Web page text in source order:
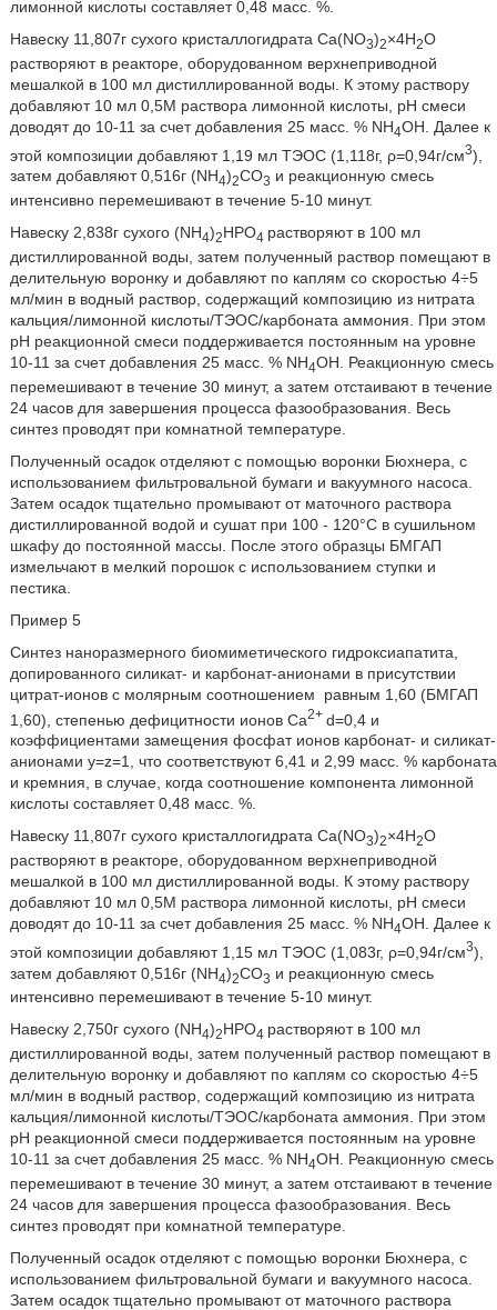
лимонной кислоты составляет 0,48 масс. %.
Навеску 11,807г сухого кристаллогидрата Са(NO3)2×4H2O
растворяют в реакторе, оборудованном верхнеприводной
мешалкой в 100 мл дистиллированной воды. К этому раствору
добавляют 10 мл 0,5М раствора лимонной кислоты, рН смеси
доводят до 10-11 за счет добавления 25 масс. % NH4OH. Далее к
этой композиции добавляют 1,19 мл ТЭОС (1,118г, ρ=0,94г/см3),
затем добавляют 0,516г (NH4)2CO3 и реакционную смесь
интенсивно перемешивают в течение 5-10 минут.
Навеску 2,838г сухого (NH4)2HPO4 растворяют в 100 мл
дистиллированной воды, затем полученный раствор помещают в
делительную воронку и добавляют по каплям со скоростью 4÷5
мл/мин в водный раствор, содержащий композицию из нитрата
кальция/лимонной кислоты/ТЭОС/карбоната аммония. При этом
рН реакционной смеси поддерживается постоянным на уровне
10-11 за счет добавления 25 масс. % NH4OH. Реакционную смесь
перемешивают в течение 30 минут, а затем отстаивают в течение
24 часов для завершения процесса фазообразования. Весь
синтез проводят при комнатной температуре.
Полученный осадок отделяют с помощью воронки Бюхнера, с
использованием фильтровальной бумаги и вакуумного насоса.
Затем осадок тщательно промывают от маточного раствора
дистиллированной водой и сушат при 100 - 120°С в сушильном
шкафу до постоянной массы. После этого образцы БМГАП
измельчают в мелкий порошок с использованием ступки и
пестика.
Пример 5
Синтез наноразмерного биомиметического гидроксиапатита,
допированного силикат- и карбонат-анионами в присутствии
цитрат-ионов с молярным соотношением
равным 1,60 (БМГАП
1,60), степенью дефицитности ионов Ca2+ d=0,4 и
коэффициентами замещения фосфат ионов карбонат- и силикат-
анионами y=z=1, что соответствуют 6,41 и 2,99 масс. % карбоната
и кремния, в случае, когда соотношение компонента лимонной
кислоты составляет 0,48 масс. %.
Навеску 11,807г сухого кристаллогидрата Са(NO3)2×4H2O
растворяют в реакторе, оборудованном верхнеприводной
мешалкой в 100 мл дистиллированной воды. К этому раствору
добавляют 10 мл 0,5М раствора лимонной кислоты, рН смеси
доводят до 10-11 за счет добавления 25 масс. % NH4OH. Далее к
этой композиции добавляют 1,15 мл ТЭОС (1,083г, ρ=0,94г/см3),
затем добавляют 0,516г (NH4)2CO3 и реакционную смесь
интенсивно перемешивают в течение 5-10 минут.
Навеску 2,750г сухого (NH4)2HPO4 растворяют в 100 мл
дистиллированной воды, затем полученный раствор помещают в
делительную воронку и добавляют по каплям со скоростью 4÷5
мл/мин в водный раствор, содержащий композицию из нитрата
кальция/лимонной кислоты/ТЭОС/карбоната аммония. При этом
рН реакционной смеси поддерживается постоянным на уровне
10-11 за счет добавления 25 масс. % NH4OH. Реакционную смесь
перемешивают в течение 30 минут, а затем отстаивают в течение
24 часов для завершения процесса фазообразования. Весь
синтез проводят при комнатной температуре.
Полученный осадок отделяют с помощью воронки Бюхнера, с
использованием фильтровальной бумаги и вакуумного насоса.
Затем осадок тщательно промывают от маточного раствора